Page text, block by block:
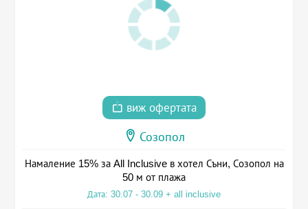
виж офертата
Созопол
Намаление 15% за All Inclusive в хотел Съни, Созопол на
50 м от плажа
Дата: 30.07 - 30.09 + all inclusive